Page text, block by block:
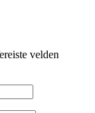
velden